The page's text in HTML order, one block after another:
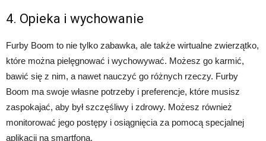
4. Opieka i wychowanie
Furby Boom to nie tylko zabawka, ale także wirtualne zwierzątko,
które można pielęgnować i wychowywać. Możesz go karmić,
bawić się z nim, a nawet nauczyć go różnych rzeczy. Furby
Boom ma swoje własne potrzeby i preferencje, które musisz
zaspokajać, aby był szczęśliwy i zdrowy. Możesz również
monitorować jego postępy i osiągnięcia za pomocą specjalnej
aplikacji na smartfona.